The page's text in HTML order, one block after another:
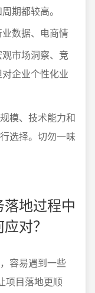
期都较高。
数据、电商情
市场洞察、竞
企业个性化业
模、技术能力和
选择。切勿一味
地过程中
对？
容易遇到一些
项目落地更顺